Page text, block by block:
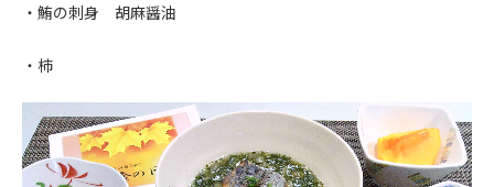
・鮪の刺身 胡麻醤油
・柿